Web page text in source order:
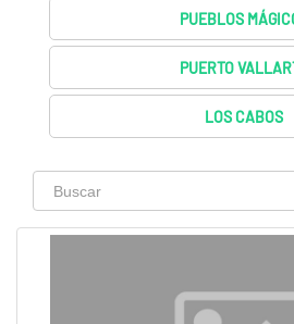
PUEBLOS
PUERTO
LOS CABOS